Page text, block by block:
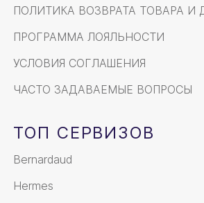
ПОЛИТИКА ВОЗВРАТА ТОВАРА И
ПРОГРАММА ЛОЯЛЬНОСТИ
УСЛОВИЯ СОГЛАШЕНИЯ
ЧАСТО ЗАДАВАЕМЫЕ ВОПРОСЫ
ТОП СЕРВИЗОВ
Bernardaud
Hermes